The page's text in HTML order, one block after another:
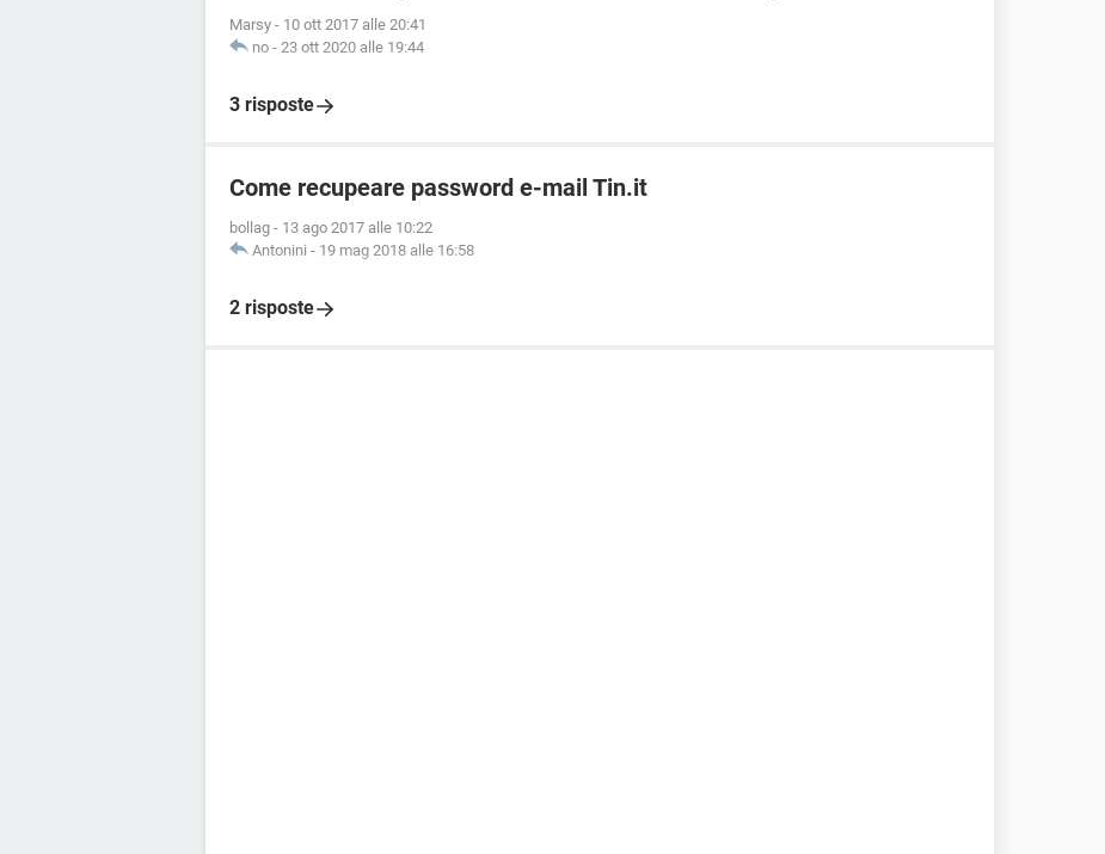
Marsy - 10 ott 2017 alle 20:41
no - 23 ott 2020 alle 19:44
3 risposte
Come recupeare password e-mail Tin.it
bollag - 13 ago 2017 alle 10:22
Antonini - 19 mag 2018 alle 16:58
2 risposte